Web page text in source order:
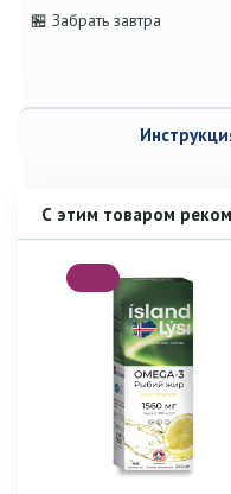
🏪 Забрать завтра
С этим товаром